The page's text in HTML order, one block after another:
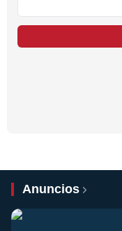
Anuncios